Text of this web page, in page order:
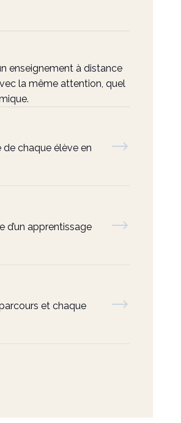
enseignement à distance
la même attention, quel
chaque élève en
apprentissage
et chaque